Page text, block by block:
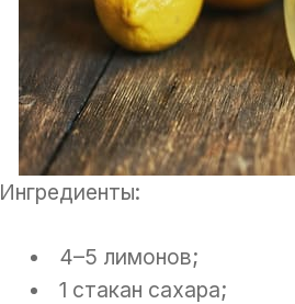
Ингредиенты:
4–5 лимонов;
1 стакан сахара;